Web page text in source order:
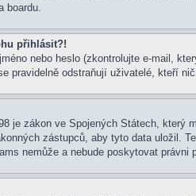
boardu.
přihlásit?!
nebo heslo (zkontrolujte e-mail,
pravidelně odstraňují uživatelé, kteří
je zákon ve Spojených Státech,
zástupců, aby tyto data
nemůže a nebude poskytovat právni